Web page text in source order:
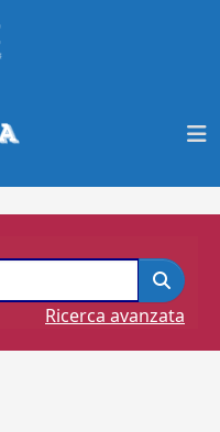
Ricerca avanzata